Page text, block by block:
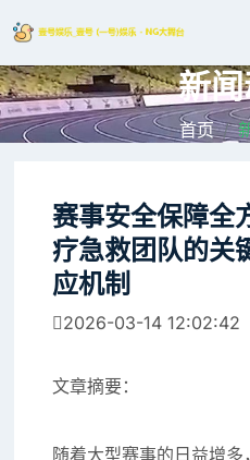
新
首页
赛事安全保障全
疗急救团队的关
应机制
2026-03-14 12:02:42
文章摘要：
随着大型赛事的日益增